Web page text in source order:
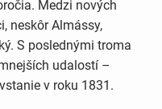
Medzi nových
neskôr Almássy,
S poslednými troma
udalostí –
v roku 1831.